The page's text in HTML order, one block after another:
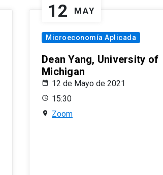
12 MAY
Microeconomía Aplicada
Dean Yang, University of
Michigan
12 de Mayo de 2021
15:30
Zoom